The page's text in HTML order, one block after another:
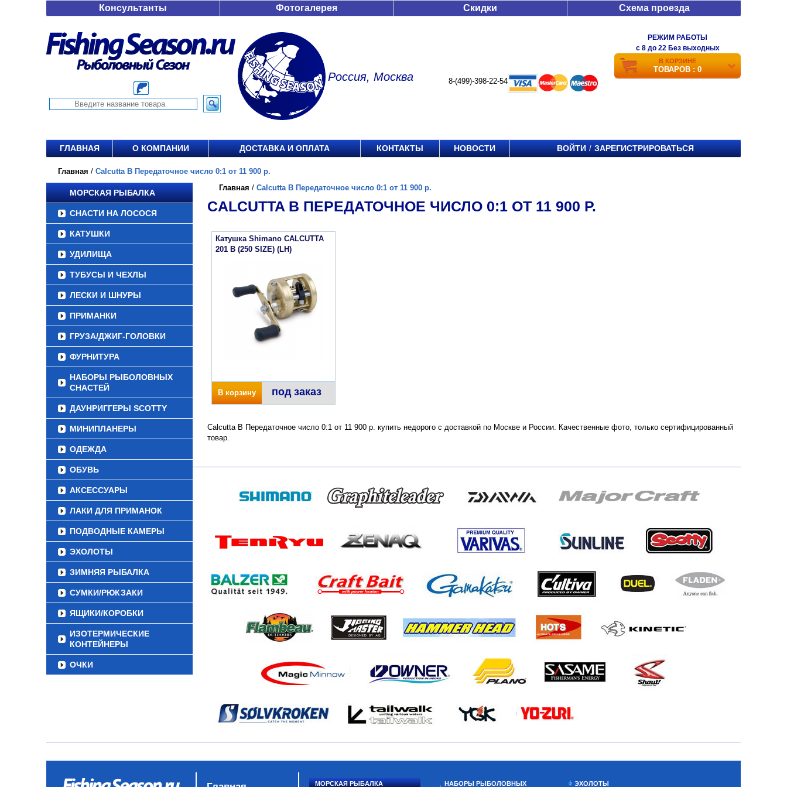
Консультанты Фотогалерея Скидки Схема проезда
Россия, Москва 8-(499)-398-22-54
РЕЖИМ РАБОТЫ
c 8 до 22 Без выходных
В КОРЗИНЕ
ТОВАРОВ : 0
ГЛАВНАЯ О КОМПАНИИ ДОСТАВКА И ОПЛАТА КОНТАКТЫ НОВОСТИ ВОЙТИ / ЗАРЕГИСТРИРОВАТЬСЯ
Главная / Calcutta B Передаточное число 0:1 от 11 900 р.
МОРСКАЯ РЫБАЛКА
СНАСТИ НА ЛОСОСЯ
КАТУШКИ
УДИЛИЩА
ТУБУСЫ И ЧЕХЛЫ
ЛЕСКИ И ШНУРЫ
ПРИМАНКИ
ГРУЗА/ДЖИГ-ГОЛОВКИ
ФУРНИТУРА
НАБОРЫ РЫБОЛОВНЫХ
СНАСТЕЙ
ДАУНРИГГЕРЫ SCOTTY
МИНИПЛАНЕРЫ
ОДЕЖДА
ОБУВЬ
АКСЕССУАРЫ
ЛАКИ ДЛЯ ПРИМАНОК
ПОДВОДНЫЕ КАМЕРЫ
ЭХОЛОТЫ
ЗИМНЯЯ РЫБАЛКА
СУМКИ/РЮКЗАКИ
ЯЩИКИ/КОРОБКИ
ИЗОТЕРМИЧЕСКИЕ
КОНТЕЙНЕРЫ
ОЧКИ
Главная / Calcutta B Передаточное число 0:1 от 11 900 р.
CALCUTTA B ПЕРЕДАТОЧНОЕ ЧИСЛО 0:1 ОТ 11 900 Р.
Катушка Shimano CALCUTTA
201 B (250 SIZE) (LH)
В корзину под заказ
Calcutta B Передаточное число 0:1 от 11 900 р. купить недорого с доставкой по Москве и России. Качественные фото, только сертифицированный
товар.
МОРСКАЯ РЫБАЛКА НАБОРЫ РЫБОЛОВНЫХ ЭХОЛОТЫ